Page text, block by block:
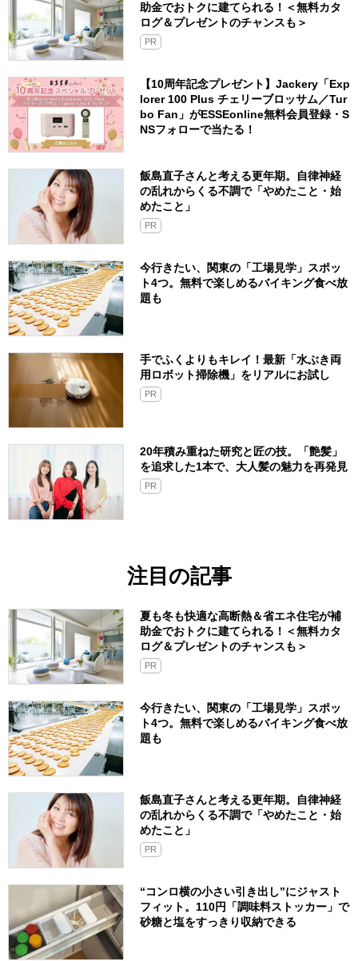
助金でおトクに建てられる！＜無料カタ
ログ＆プレゼントのチャンスも＞
PR
【10周年記念プレゼント】Jackery「Exp
lorer 100 Plus チェリーブロッサム／Tur
bo Fan」がESSEonline無料会員登録・S
NSフォローで当たる！
飯島直子さんと考える更年期。自律神経
の乱れからくる不調で「やめたこと・始
めたこと」
PR
今行きたい、関東の「工場見学」スポッ
ト4つ。無料で楽しめるバイキング食べ放
題も
手でふくよりもキレイ！最新「水ぶき両
用ロボット掃除機」をリアルにお試し
PR
20年積み重ねた研究と匠の技。「艶髪」
を追求した1本で、大人髪の魅力を再発見
PR
注目の記事
夏も冬も快適な高断熱＆省エネ住宅が補
助金でおトクに建てられる！＜無料カタ
ログ＆プレゼントのチャンスも＞
PR
今行きたい、関東の「工場見学」スポッ
ト4つ。無料で楽しめるバイキング食べ放
題も
飯島直子さんと考える更年期。自律神経
の乱れからくる不調で「やめたこと・始
めたこと」
PR
“コンロ横の小さい引き出し”にジャスト
フィット。110円「調味料ストッカー」で
砂糖と塩をすっきり収納できる